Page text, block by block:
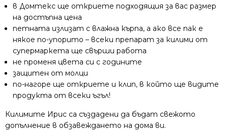
в Домтекс ще откриете подходящия за вас размер
на достъпна цена
петната излизат с влажна кърпа, а ако все пак е
някое по-упорито – всеки препарат за килими от
супермаркета ще свърши работа
не променя цвета си с годините
защитен от молци
по-нагоре ще откриете и клип, в който ще видите
продукта от всеки ъгъл!
Килимите Ирис са създадени да бъдат свежото
допълнение в обзавеждането на дома ви.